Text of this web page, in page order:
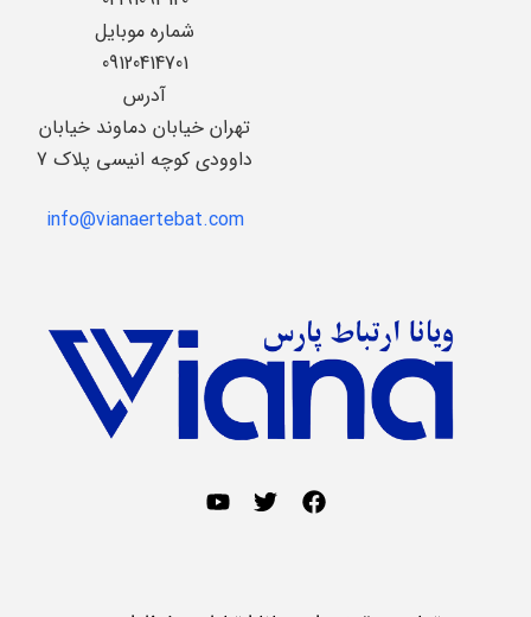
شماره موبایل
09120414701
آدرس
تهران خیابان دماوند خیابان
داوودی کوچه انیسی پلاک 7
info@vianaertebat.com